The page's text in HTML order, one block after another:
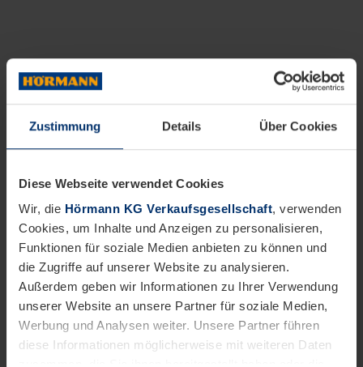
Zustimmung Details Über Cookies
Diese Webseite verwendet Cookies
Wir, die Hörmann KG Verkaufsgesellschaft, verwenden
Cookies, um Inhalte und Anzeigen zu personalisieren,
Funktionen für soziale Medien anbieten zu können und
die Zugriffe auf unserer Website zu analysieren.
Außerdem geben wir Informationen zu Ihrer Verwendung
unserer Website an unsere Partner für soziale Medien,
Werbung und Analysen weiter. Unsere Partner führen
diese Informationen möglicherweise mit weiteren Daten